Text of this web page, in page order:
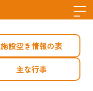
施設空き情報の表
主な行事